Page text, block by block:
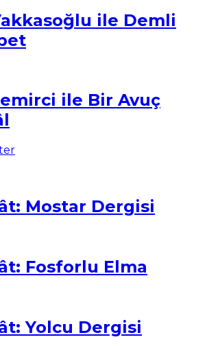
ile Demli
ile Bir Avuç
Mostar Dergisi
Fosforlu Elma
Yolcu Dergisi